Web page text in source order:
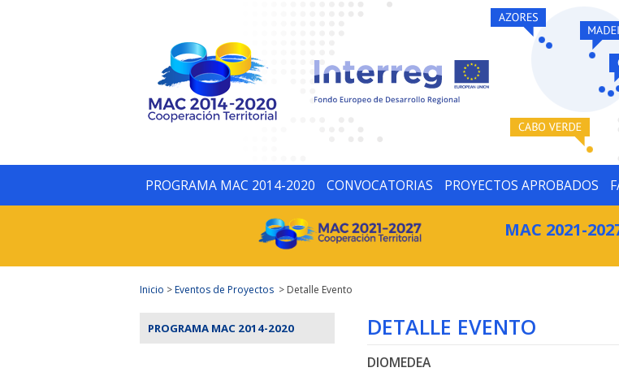
PROGRAMA MAC 2014-2020 CONVOCATORIAS PROYECTOS APROBADOS
MAC 2021-
Inicio >Eventos de Proyectos > Detalle Evento
PROGRAMA MAC 2014-2020 DETALLE EVENTO
DIOMEDEA